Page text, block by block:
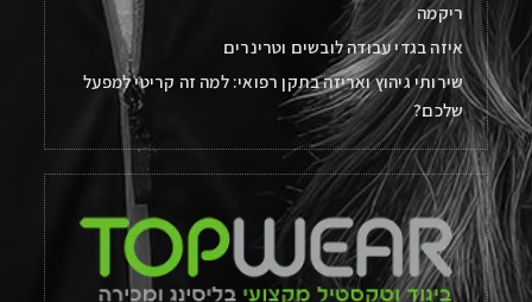
ריקמה
איזה בגדי עבודה לובשים וטרינרים
שירותי גיהוץ ואריזה בתקן רפואי: למה זה קריטי למפעל
שלכם?